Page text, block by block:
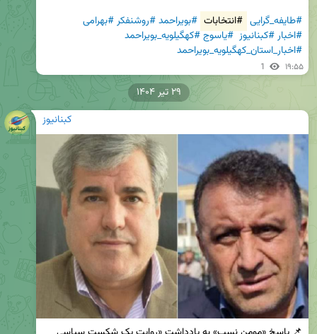
#طایفه_گرایی #انتخابات #بویراحمد#روشنفکر#بهرامی
#اخبار#کبنانیوز #یاسوج#کهگیلویه_بویراحمد
#اخبار_استان_کهگیلویه_بویراحمد
1 ۱۹:۵۵
کبنانیوز
۲۹ تیر ۱۴۰۴